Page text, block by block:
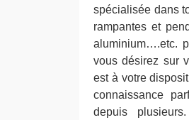
spécialisée dans
rampantes et
aluminium….etc.
vous désirez sur
est à votre
connaissance
depuis